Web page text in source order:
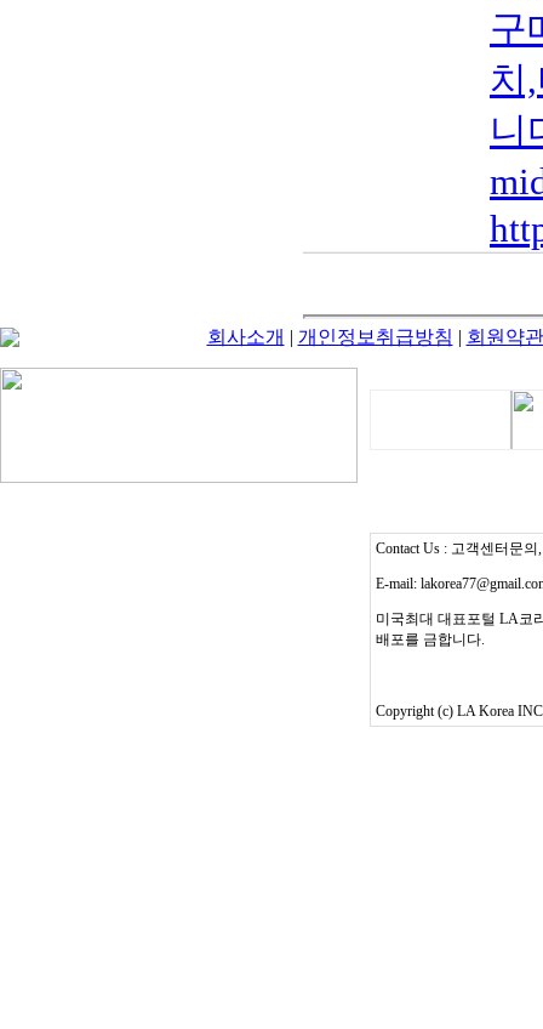
구
치
니
회사소개 | 개인정보취급방침 | 회원약관
Contact Us : 고객센터문의
E-mail:
미국최대 대표포털 LA코
배포를 금합니다.
Copyright (c) LA Korea